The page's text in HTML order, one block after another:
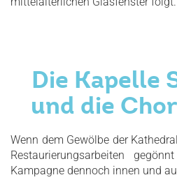
Die Kapelle
und die
Wenn dem Gewölbe der
Restaurierungsarbeiten
Kampagne dennoch innen und